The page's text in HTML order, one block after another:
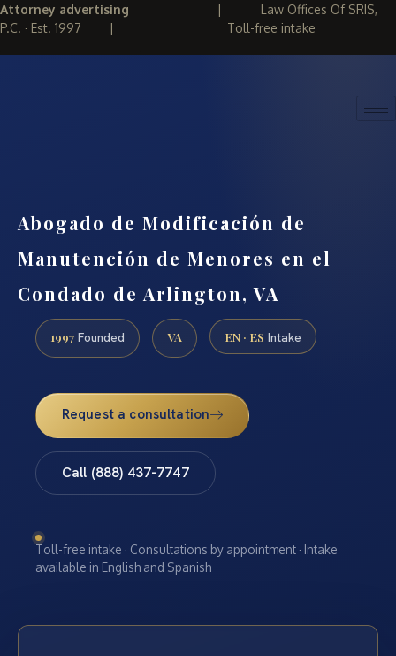
Attorney advertising | Law Offices Of SRIS,
P.C. · Est. 1997 | Toll-free intake
Abogado de Modificación de
Manutención de Menores en el
Condado de Arlington, VA
1997 Founded VA EN · ES Intake
Request a consultation
Call (888) 437-7747
Toll-free intake · Consultations by appointment · Intake
available in English and Spanish